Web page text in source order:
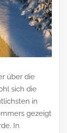
über die
sich die
in
gezeigt
In